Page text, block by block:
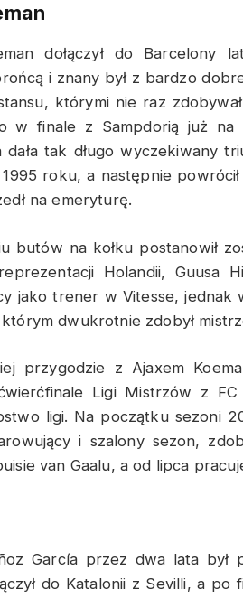
dołączył do Barcelony
i znany był z bardzo
którymi nie raz
w finale z Sampdorią już na
tak długo wyczekiwany
roku, a następnie
na emeryturę.
butów na kołku postanowił
Holandii, Guusa
jako trener w Vitesse,
dwukrotnie zdobył
przygodzie z Ajaxem
Ligi Mistrzów z
ligi. Na początku sezoni
i szalony sezon,
van Gaalu, a od lipca
García przez dwa lata był
do Katalonii z Sevilli, a